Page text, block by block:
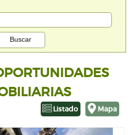
Mapa
Listado